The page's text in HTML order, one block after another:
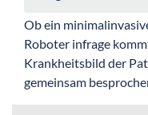
Ob ein
Roboter infrage
Krankheitsbild der
gemeinsam